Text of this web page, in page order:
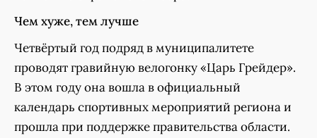
Чем хуже, тем лучше
Четвёртый год подряд в муниципалитете
проводят гравийную велогонку «Царь Грейдер».
В этом году она вошла в официальный
календарь спортивных мероприятий региона и
прошла при поддержке правительства области.